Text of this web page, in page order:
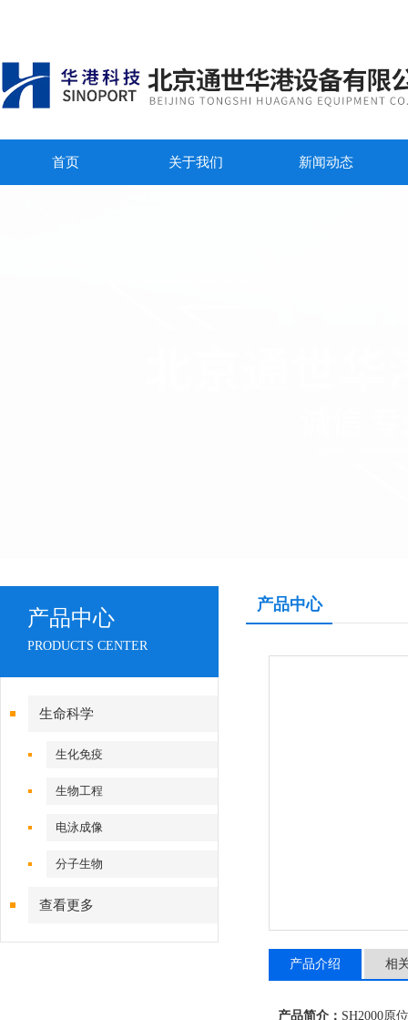
首页 关于我们 新闻动态
产品中心
PRODUCTS CENTER
生命科学
生化免疫
生物工程
电泳成像
分子生物
查看更多
产品中心
产品介绍 相
产品简介： SH2000原